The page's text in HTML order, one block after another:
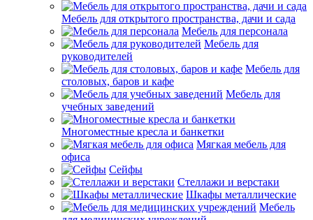
Мебель для открытого пространства, дачи и сада
Мебель для персонала
Мебель для
руководителей
Мебель для
столовых, баров и кафе
Мебель для
учебных заведений
Многоместные кресла и банкетки
Мягкая мебель для
офиса
Сейфы
Стеллажи и верстаки
Шкафы металлические
Мебель